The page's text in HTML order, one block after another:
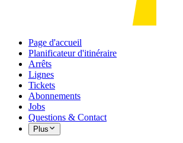
Page d'accueil
Planificateur d'itinéraire
Arrêts
Lignes
Tickets
Abonnements
Jobs
Questions & Contact
Plus